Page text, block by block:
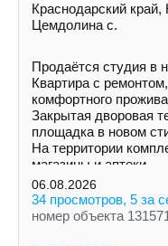
Краснодарский край,
Цемдолина с.
Продаётся студия в
Квартира с
комфортного
Закрытая дворовая
площадка в новом
На территории
магазины и аптеки.
06.08.2026
34 просмотров, 5 за
номер объекта